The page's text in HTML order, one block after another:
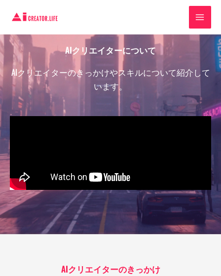
を
ス
ッ
プ
AIクリエイターについて
AIクリエイターのきっかけやスキルについて紹介して
います。
AIクリエイターのきっかけ